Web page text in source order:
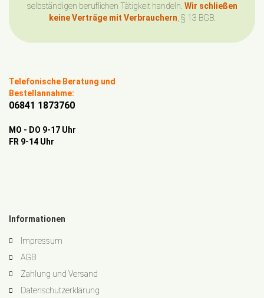
selbständigen beruflichen Tätigkeit handeln. Wir schließen
keine Verträge mit Verbrauchern , § 13 BGB.
Telefonische Beratung und
Bestellannahme:
06841 1873760
MO - DO 9-17 Uhr
FR 9-14 Uhr
Informationen
Impressum
AGB
Zahlung und Versand
Datenschutzerklärung